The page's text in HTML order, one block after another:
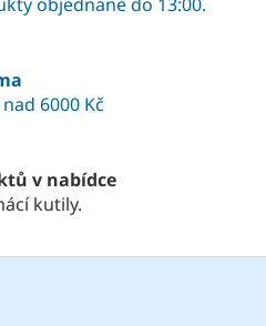
p
k
y
p
i
s
í
6000 Kč
v nabídce
kutily.